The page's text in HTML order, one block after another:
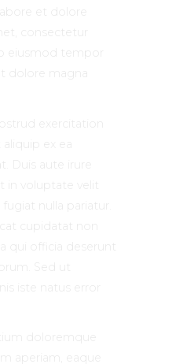
et dolore
consectetur
eiusmod tempor
dolore magna
exercitation
ex ea
Duis aute irure
in voluptate velit
nulla pariatur.
cupidatat non
qui officia deserunt
Sed ut
iste natus error
doloremque
aperiam, eaque